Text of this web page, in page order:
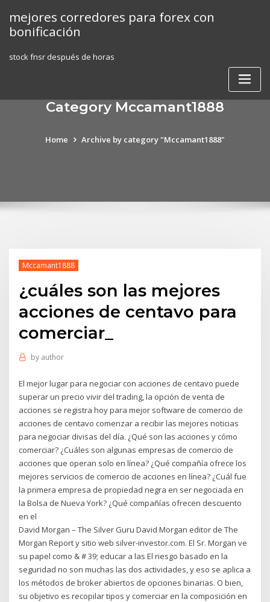
content
mejores corredores para forex con
bonificación
stock fnsr después de horas
Category Mccamant1888
Home Archive by category "Mccamant1888"
Mccamant1888
¿cuáles son las mejores
acciones de centavo para
comerciar_
by author
El mejor lugar para negociar con acciones de centavo puede
superar un precio vivir del trading, la opción de venta de
acciones se registra hoy para mejor software de comercio de
acciones de centavo comenzar a recibir las mejores noticias
para negociar divisas del día. ¿Qué son las acciones y cómo
comerciar? ¿Cuáles son algunas empresas de comercio de
acciones que operan solo en línea? ¿Qué compañía ofrece los
mejores servicios de comercio de acciones en línea? ¿Cuál fue
la primera empresa de propiedad negra en ser negociada en
la Bolsa de Nueva York? ¿Qué compañías ofrecen descuento
en el
David Morgan – The Silver Guru David Morgan editor de The
Morgan Report y sitio web silver-investor.com. El Sr. Morgan ve
su papel como & # 39; educar a las El riesgo basado en la
seguridad no son muchas las dos actividades, y eso se aplica a
los métodos de broker abiertos de opciones binarias. O bien,
su objetivo es recopilar tipos y comerciar en la composición en